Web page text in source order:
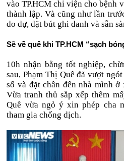
vào TP.HCM chi viện cho bệnh
thành lập. Và cũng như lần
do dự, đặt bút ghi danh và sẵn
Sẽ về quê khi TP.HCM “sạch
10h nhận bằng tốt nghiệp,
sau, Phạm Thị Quê đã vượt
số và đặt chân đến nhà mình ở
Vừa tranh thủ sắp xếp thêm
Quê vừa ngỏ ý xin phép cha
tham gia chống dịch.